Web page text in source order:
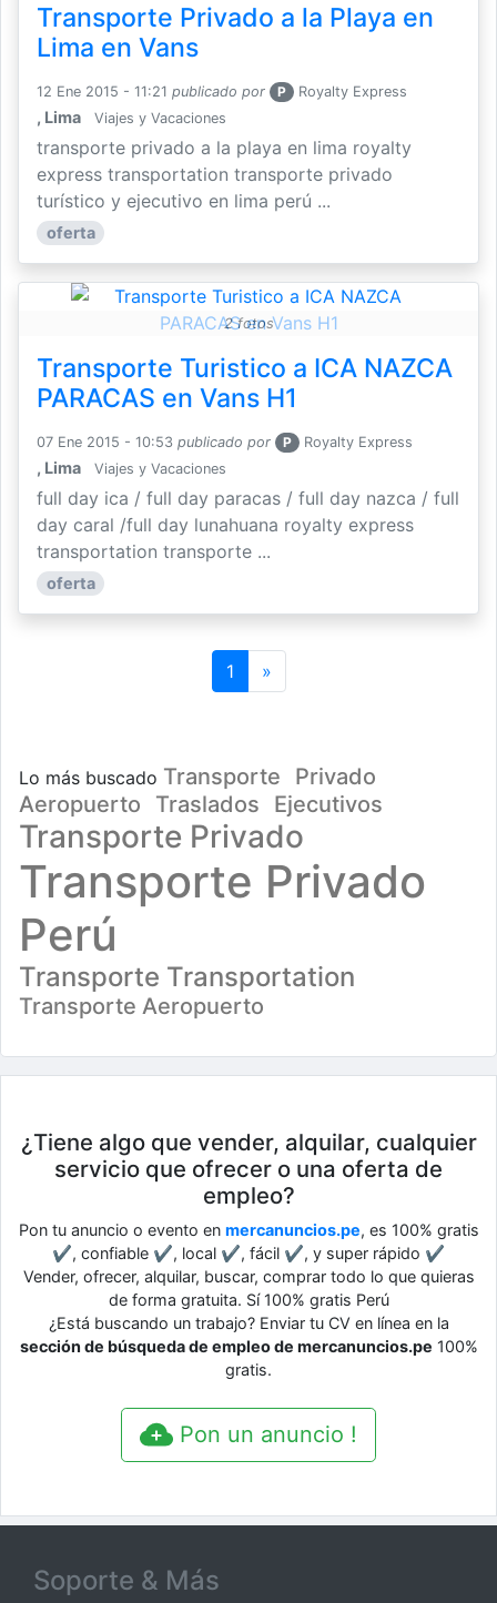
Transporte Privado a la Playa en
Lima en Vans
12 Ene 2015 - 11:21 publicado por P Royalty Express
, Lima Viajes y Vacaciones
transporte privado a la playa en lima royalty
express transportation transporte privado
turístico y ejecutivo en lima perú ...
oferta
2 fotos
Transporte Turistico a ICA NAZCA
PARACAS en Vans H1
07 Ene 2015 - 10:53 publicado por P Royalty Express
, Lima Viajes y Vacaciones
full day ica / full day paracas / full day nazca / full
day caral /full day lunahuana royalty express
transportation transporte ...
oferta
1 »Next
Lo más buscado Transporte
Privado
Aeropuerto
Traslados Ejecutivos
Transporte Privado
Transporte Privado
Perú
Transporte Transportation
Transporte Aeropuerto
¿Tiene algo que vender, alquilar, cualquier
servicio que ofrecer o una oferta de
empleo?
Pon tu anuncio o evento en mercanuncios.pe, es 100% gratis
✔, confiable ✔, local ✔, fácil ✔, y super rápido ✔
Vender, ofrecer, alquilar, buscar, comprar todo lo que quieras
de forma gratuita. Sí 100% gratis Perú
¿Está buscando un trabajo? Enviar tu CV en línea en la
sección de búsqueda de empleo de mercanuncios.pe 100%
gratis.
Pon un anuncio !
Soporte & Más